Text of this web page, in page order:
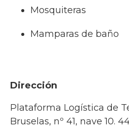
Mosquiteras
Mamparas de baño
Dirección
Plataforma Logística de
Bruselas, nº 41, nave 10.